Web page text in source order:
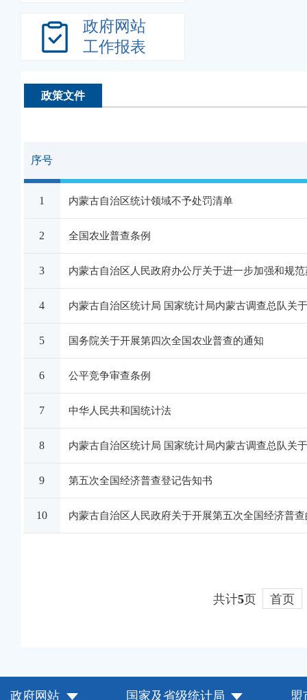
政府网站
工作报表
政策文件
序号
1 内蒙古自治区统计领域不予处罚清单
2 全国农业普查条例
3 内蒙古自治区人民政府办公厅关于进一步加强和规
4 内蒙古自治区统计局 国家统计局内蒙古调查总队关
5 国务院关于开展第四次全国农业普查的通知
6 公平竞争审查条例
7 中华人民共和国统计法
8 内蒙古自治区统计局 国家统计局内蒙古调查总队关
9 第五次全国经济普查登记告知书
10 内蒙古自治区人民政府关于开展第五次全国经济普
共计5页 首页
政府网站 国家及省级统计局 盟